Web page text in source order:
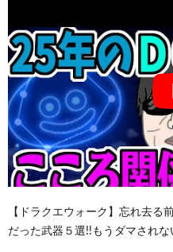
【ドラクエウォーク】忘れ去る
だった武器５選!!もうダマされな